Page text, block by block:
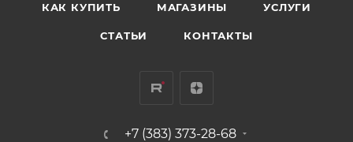
КАК КУПИТЬ МАГАЗИНЫ УСЛУГИ
СТАТЬИ КОНТАКТЫ
+7 (383) 373-28-68